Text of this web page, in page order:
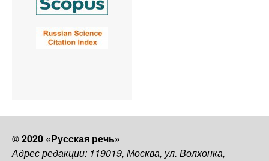
© 2020 «Русская речь»
Адрес редакции: 119019, Москва, ул. Волхонка,